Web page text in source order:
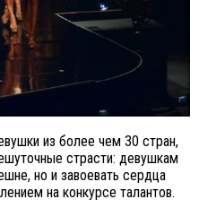
из более чем 30 стран,
страсти: девушкам
но и завоевать сердца
на конкурсе талантов.